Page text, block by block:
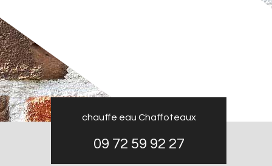
chauffe eau Chaffoteaux
09 72 59 92 27